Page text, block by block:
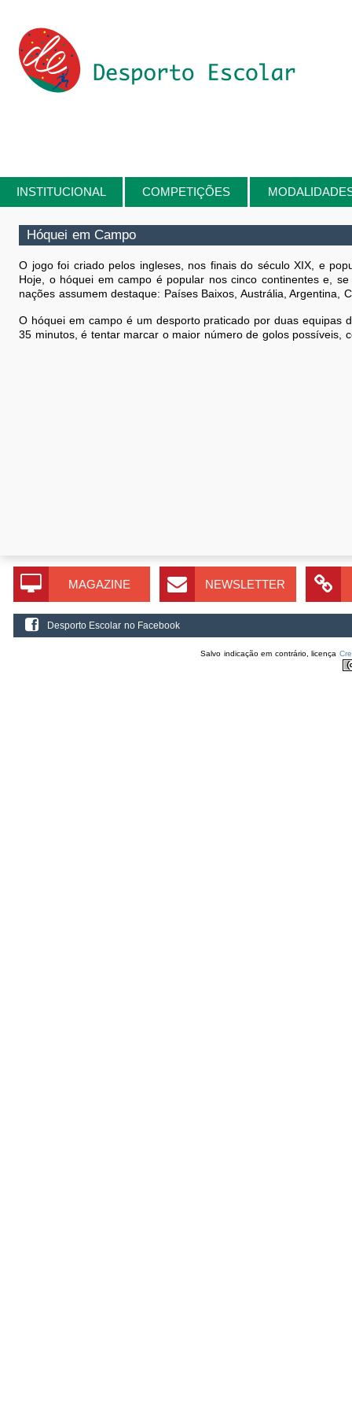
INSTITUCIONAL COMPETIÇÕES
Está aqui
Hóquei em Campo
O jogo foi criado pelos ingleses, nos finais do século XIX, e
Hoje, o hóquei em campo é popular nos cinco continentes e,
nações assumem destaque: Países Baixos, Austrália, Argentina,
O hóquei em campo é um desporto praticado por duas
35 minutos, é tentar marcar o maior número de golos possíveis,
MAGAZINE NEWSLETTER
Desporto Escolar no Facebook
Salvo indicação em contrário, licença